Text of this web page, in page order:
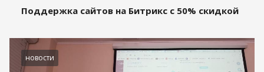
Поддержка сайтов на Битрикс с 50% скидкой
новости